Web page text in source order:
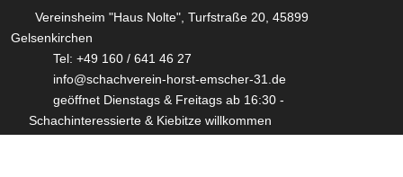
Vereinsheim "Haus Nolte", Turfstraße 20, 45899
Gelsenkirchen
Tel: +49 160 / 641 46 27
info@schachverein-horst-emscher-31.de
geöffnet Dienstags & Freitags ab 16:30 -
Schachinteressierte & Kiebitze willkommen